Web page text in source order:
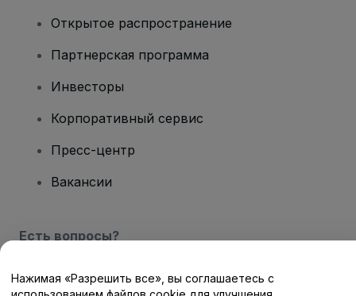
Открытое распространение
Партнерская программа
Инвесторы
Корпоративный сервис
Пресс-центр
Вакансии
Есть вопросы?
Центр помощи / Свяжитесь с нами
Нажимая «Разрешить все», вы соглашаетесь с